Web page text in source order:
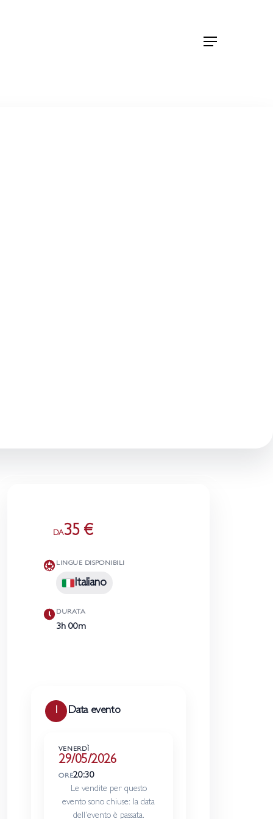
Menu
DA35 €
LINGUE DISPONIBILI
Italiano
DURATA
3h 00m
1 Data evento
VENERDÌ
29/05/2026
ORE20:30
Le vendite per questo
evento sono chiuse: la data
dell’evento è passata.
←
Maggio
2026
→
MGVSD